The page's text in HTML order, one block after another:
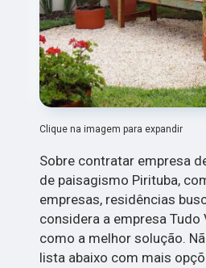
Clique na imagem para expandir
Sobre contratar empresa
de paisagismo Pirituba,
empresas, residências
considera a empresa Tudo
como a melhor solução.
lista abaixo com mais